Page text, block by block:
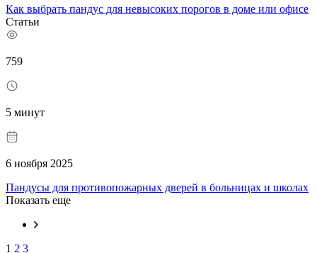
Как выбрать пандус для невысоких порогов в доме или офисе
Статьи
759
5 минут
6 ноября 2025
Пандусы для противопожарных дверей в больницах и школах
Показать еще
1 2 3